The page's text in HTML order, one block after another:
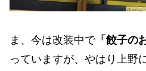
ま、今は改装中で「餃子の
っていますが、やはり上野